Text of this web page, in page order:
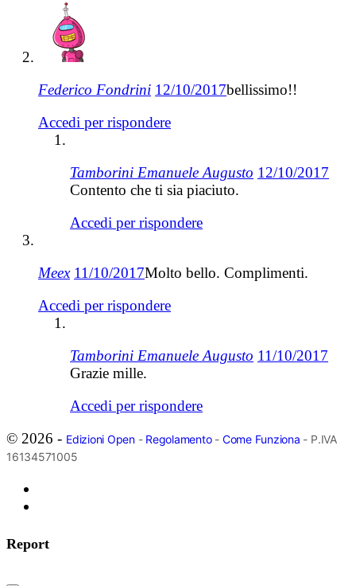
Federico Fondrini 12/10/2017bellissimo!!
Accedi per rispondere
Tamborini Emanuele Augusto 12/10/2017
Contento che ti sia piaciuto.
Accedi per rispondere
Meex 11/10/2017Molto bello. Complimenti.
Accedi per rispondere
Tamborini Emanuele Augusto 11/10/2017
Grazie mille.
Accedi per rispondere
© 2026 - Edizioni Open- Regolamento- Come Funziona - P.IVA
16134571005
Report